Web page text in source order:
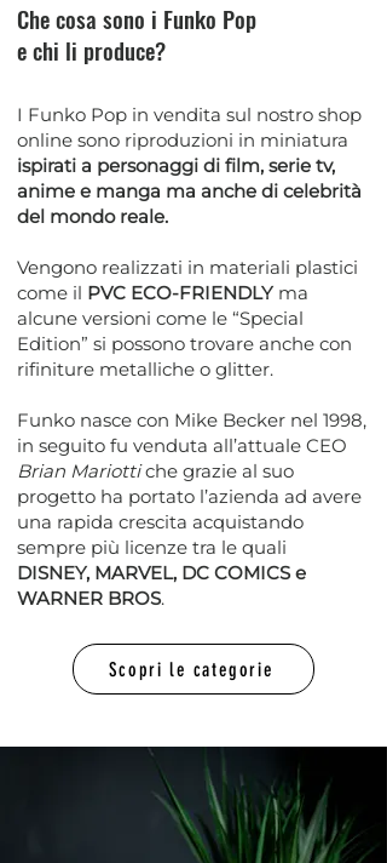
Che cosa sono i Funko Pop
e chi li produce?
I Funko Pop in vendita sul nostro shop
online sono riproduzioni in miniatura
ispirati a personaggi di film, serie tv,
anime e manga ma anche di celebrità
del mondo reale.
Vengono realizzati in materiali plastici
come il PVC ECO-FRIENDLY ma
alcune versioni come le “Special
Edition” si possono trovare anche con
rifiniture metalliche o glitter.
Funko nasce con Mike Becker nel 1998,
in seguito fu venduta all’attuale CEO
Brian Mariottiche grazie al suo
progetto ha portato l’azienda ad avere
una rapida crescita acquistando
sempre più licenze tra le quali
DISNEY, MARVEL, DC COMICS e
WARNER BROS.
Scopri le categorie